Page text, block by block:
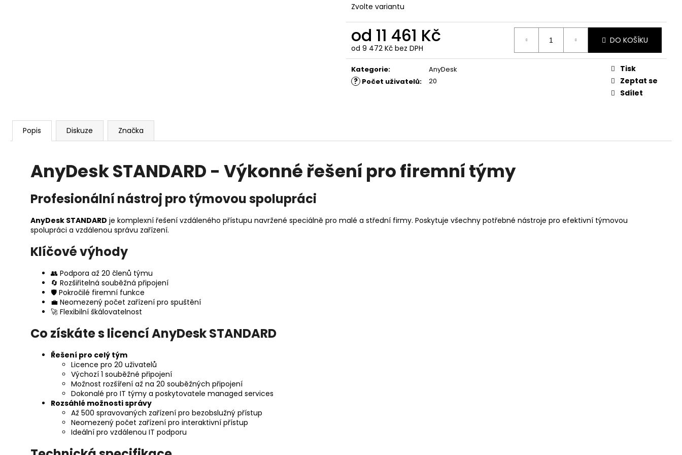
Zvolte variantu
od 11 461 Kč
od 9 472 Kč bez DPH
Měrná
cena:
DO KOŠÍKU
Kategorie: AnyDesk
? Počet uživatelů: 20
Tisk
Zeptat se
Sdílet
Popis Diskuze Značka
AnyDesk STANDARD - Výkonné řešení pro firemní týmy
Profesionální nástroj pro týmovou spolupráci
AnyDesk STANDARD je komplexní řešení vzdáleného přístupu navržené speciálně pro malé a střední firmy. Poskytuje všechny potřebné nástroje pro efektivní týmovou
spolupráci a vzdálenou správu zařízení.
Klíčové výhody
👥 Podpora až 20 členů týmu
🔄 Rozšiřitelná souběžná připojení
🛡️ Pokročilé firemní funkce
💼 Neomezený počet zařízení pro spuštění
🚀 Flexibilní škálovatelnost
Co získáte s licencí AnyDesk STANDARD
Řešení pro celý tým
Licence pro 20 uživatelů
Výchozí 1 souběžné připojení
Možnost rozšíření až na 20 souběžných připojení
Dokonalé pro IT týmy a poskytovatele managed services
Rozsáhlé možnosti správy
Až 500 spravovaných zařízení pro bezobslužný přístup
Neomezený počet zařízení pro interaktivní přístup
Ideální pro vzdálenou IT podporu
TEAMVIEWER BUSINESS - 1 ROK / 200
ZAŘÍZENÍ / 1 UŽIVATEL
12 327 Kč